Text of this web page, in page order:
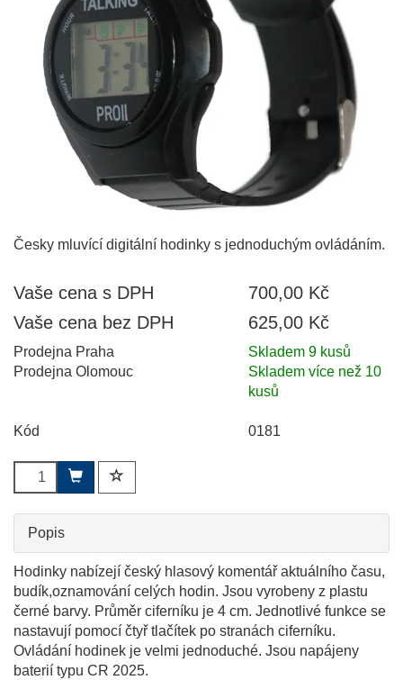
Česky mluvící digitální hodinky s jednoduchým ovládáním.
Vaše cena s DPH
700,00 Kč
Vaše cena bez DPH
625,00 Kč
Prodejna Praha
Skladem 9 kusů
Prodejna Olomouc
Skladem více než 10
kusů
Kód 0181
Popis
Hodinky nabízejí český hlasový komentář aktuálního času,
budík,oznamování celých hodin. Jsou vyrobeny z plastu
černé barvy. Průměr ciferníku je 4 cm. Jednotlivé funkce se
nastavují pomocí čtyř tlačítek po stranách ciferníku.
Ovládání hodinek je velmi jednoduché. Jsou napájeny
baterií typu CR 2025.